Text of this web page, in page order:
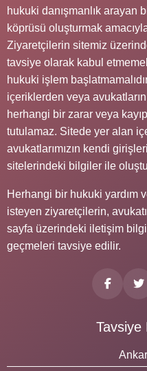
hukuki danışmanlık arayan
köprüsü oluşturmak
Ziyaretçilerin sitemiz
tavsiye olarak kabul
hukuki işlem
içeriklerden veya
herhangi bir zarar veya
tutulamaz. Sitede yer alan
avukatlarımızın kendi
sitelerindeki bilgiler ile
Herhangi bir hukuki yardım
isteyen ziyaretçilerin,
sayfa üzerindeki iletişim
geçmeleri tavsiye edilir.
Tavsiye